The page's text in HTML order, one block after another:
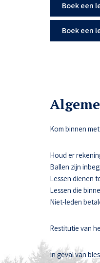
Boek een
Boek een
Kom binnen
Houd er
Ballen zijn
Lessen dienen
Lessen die
Niet-leden
Restitutie van
In geval van